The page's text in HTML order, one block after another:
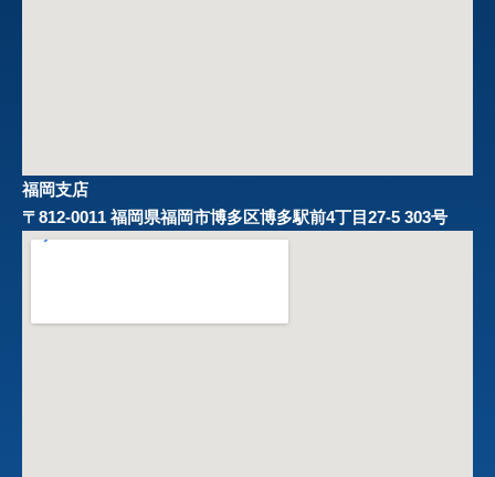
福岡支店
〒812-0011 福岡県福岡市博多区博多駅前4丁目27-5 303号